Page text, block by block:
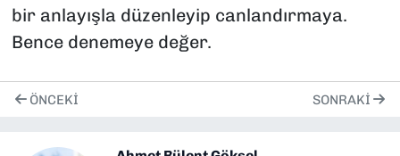
bir anlayışla düzenleyip canlandırmaya.
Bence denemeye değer.
ÖNCEKI SONRAKI